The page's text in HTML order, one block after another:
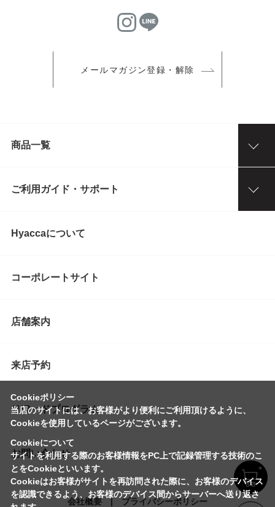
メールマガジン登録・解除
商品一覧
ご利用ガイド・サポート
Hyaccaについて
コーポレートサイト
店舗案内
来店予約
リワードプログラム
お問い合わせ
会社概要 プライバシーポリシー
Cookieポリシー
当店のサイトには、お客様がより便利にご利用頂けるように、
Cookieを使用しているページがございます。
Cookieについて
サイトを利用する際のお客様情報をPC上で記録管理する技術のこ
とをCookieといいます。
Cookieはお客様がサイトを再訪問された際に、お客様のデバイス
を認識できるよう、お客様のデバイス間からサーバーへ送り返さ